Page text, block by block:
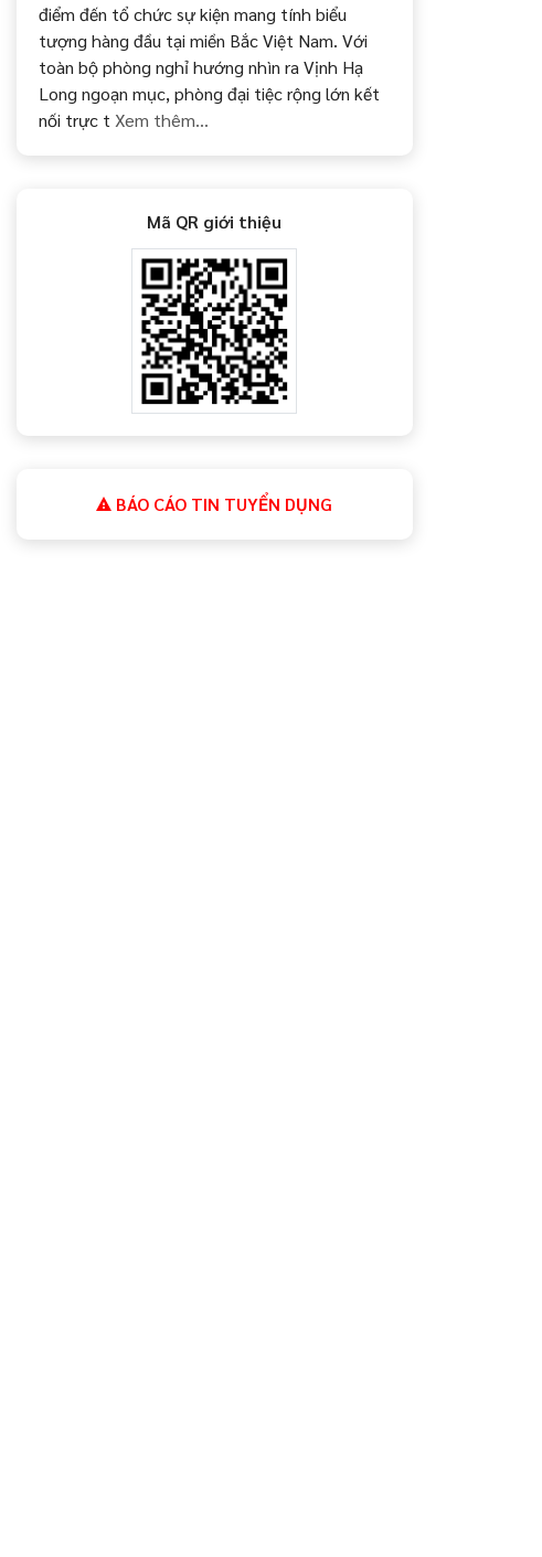
điểm đến tổ chức sự kiện mang tính biểu
tượng hàng đầu tại miền Bắc Việt Nam. Với
toàn bộ phòng nghỉ hướng nhìn ra Vịnh Hạ
Long ngoạn mục, phòng đại tiệc rộng lớn kết
nối trực t Xem thêm...
Mã QR giới thiệu
BÁO CÁO TIN TUYỂN DỤNG